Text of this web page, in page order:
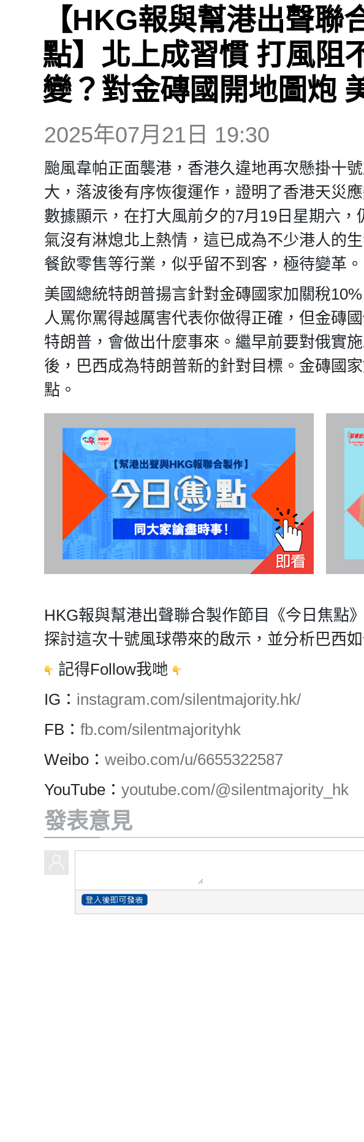
【HKG報與幫港出聲
點】北上成習慣 打風阻
變？對金磚國開地圖炮
2025年07月21日 19:30
颱風韋帕正面襲港，香港久違地再次懸掛十
大，落波後有序恢復運作，證明了香港天災
數據顯示，在打大風前夕的7月19日星期六
氣沒有淋熄北上熱情，這已成為不少港人的
餐飲零售等行業，似乎留不到客，極待變革。
美國總統特朗普揚言針對金磚國家加關稅
人罵你罵得越厲害代表你做得正確，但金磚
特朗普，會做出什麼事來。繼早前要對俄實
後，巴西成為特朗普新的針對目標。金磚國
點。
HKG報與幫港出聲聯合製作節目《今日焦點
探討這次十號風球帶來的啟示，並分析巴西
記得Follow我哋
IG： instagram.com/silentmajority.hk/
FB： fb.com/silentmajorityhk
Weibo： weibo.com/u/6655322587
YouTube： youtube.com/@silentmajority_hk
發表意見